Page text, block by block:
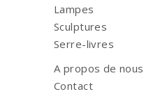
Lampes
Sculptures
Serre-livres
A propos de nous
Contact